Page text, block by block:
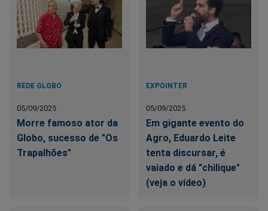
REDE GLOBO
05/09/2025
Morre famoso ator da
Globo, sucesso de "Os
Trapalhões"
EXPOINTER
05/09/2025
Em gigante evento do
Agro, Eduardo Leite
tenta discursar, é
vaiado e dá "chilique"
(veja o vídeo)